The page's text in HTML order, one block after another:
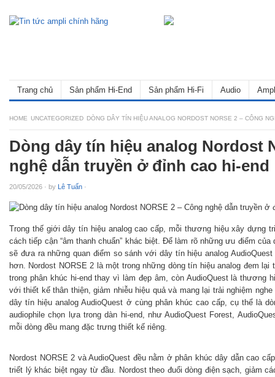
Trang chủ Sản phẩm Hi-End Sản phẩm Hi-Fi Audio
HOME UNCATEGORIZED DÒNG DÂY TÍN HIỆU ANALOG NORDOST NORSE 2 – CÔNG
Dòng dây tín hiệu analog Nordost
nghệ dẫn truyền ở đỉnh cao hi-end
20/05/2026 · by Lê Tuấn ·
Trong thế giới dây tín hiệu analog cao cấp, mỗi thương hiệu xây dựng
cách tiếp cận “âm thanh chuẩn” khác biệt. Để làm rõ những ưu điểm
sẽ đưa ra những quan điểm so sánh với dây tín hiệu analog
hơn. Nordost NORSE 2 là một trong những dòng tín hiệu analog đem lại
trong phân khúc hi-end thay vì làm đẹp âm, còn AudioQuest là thương
với thiết kế thân thiện, giảm nhiễu hiệu quả và mang lại trải nghiệm
dây tín hiệu analog AudioQuest ở cùng phân khúc cao cấp, cụ thể là
audiophile chọn lựa trong dàn hi-end, như AudioQuest Forest,
mỗi dòng đều mang đặc trưng thiết kế riêng.
Nordost NORSE 2 và AudioQuest đều nằm ở phân khúc dây dẫn cao
triết lý khác biệt ngay từ đầu. Nordost theo đuổi dòng điện sạch, giảm